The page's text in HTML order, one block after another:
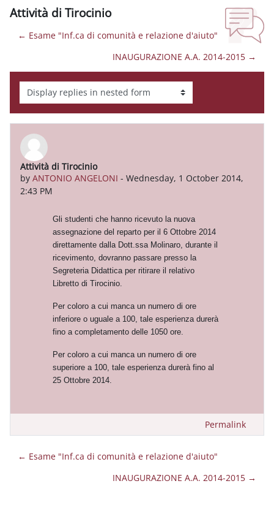
Attività di Tirocinio
← Esame "Inf.ca di comunità e relazione d'aiuto"
INAUGURAZIONE A.A. 2014-2015 →
Display mode
Attività di Tirocinio
by ANTONIO ANGELONI - Wednesday, 1 October 2014,
2:43 PM
Number of replies: 0
Gli studenti che hanno ricevuto la nuova
assegnazione del reparto per il 6 Ottobre 2014
direttamente dalla Dott.ssa Molinaro, durante il
ricevimento, dovranno passare presso la
Segreteria Didattica per ritirare il relativo
Libretto di Tirocinio.
Per coloro a cui manca un numero di ore
inferiore o uguale a 100, tale esperienza durerà
fino a completamento delle 1050 ore.
Per coloro a cui manca un numero di ore
superiore a 100, tale esperienza durerà fino al
25 Ottobre 2014.
Permalink
← Esame "Inf.ca di comunità e relazione d'aiuto"
INAUGURAZIONE A.A. 2014-2015 →